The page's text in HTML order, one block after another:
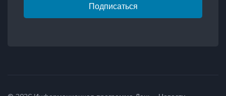
Подписаться